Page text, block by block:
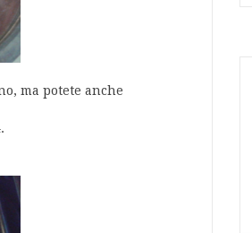
ma potete anche